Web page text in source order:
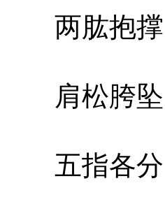
两肱抱撑
肩松胯坠
五指各分